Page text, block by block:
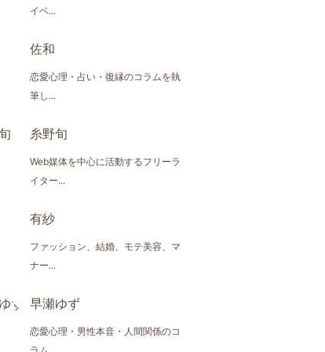
イベ...
佐和
恋愛心理・占い・復縁のコラムを執
筆し...
糸野旬
Web媒体を中心に活動するフリーラ
イター...
有紗
ファッション、結婚、モテ美容、マ
ナー...
早瀬ゆず
恋愛心理・男性本音・人間関係のコ